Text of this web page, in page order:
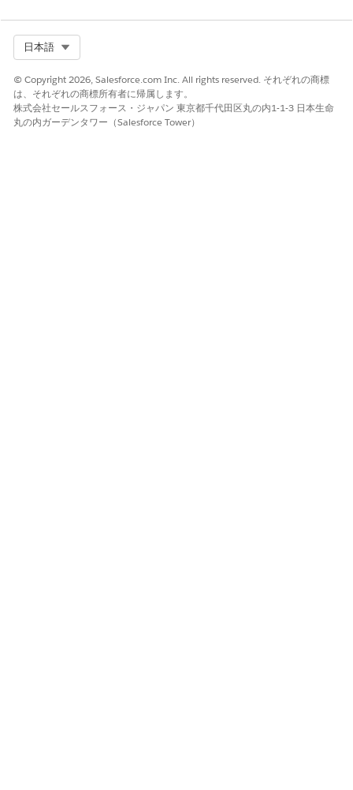
日本語
© Copyright 2026, Salesforce.com Inc. All rights reserved. それぞれの商標
は、それぞれの商標所有者に帰属します。
株式会社セールスフォース・ジャパン 東京都千代田区丸の内1-1-3 日本生命
丸の内ガーデンタワー（Salesforce Tower）